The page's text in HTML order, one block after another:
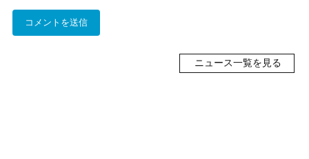
ニュース一覧を見る